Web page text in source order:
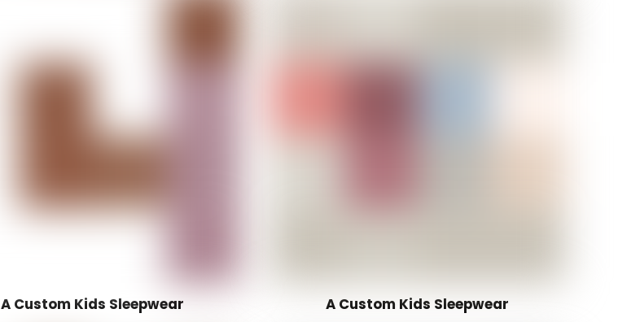
A Custom Kids Sleepwear A Custom Kids Sleepwear